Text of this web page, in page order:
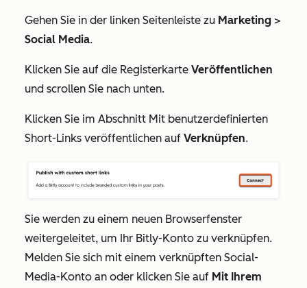
Gehen Sie in der linken Seitenleiste zu Marketing >
Social Media.
Klicken Sie auf die Registerkarte Veröffentlichen
und scrollen Sie nach unten.
Klicken Sie im Abschnitt Mit benutzerdefinierten
Short-Links veröffentlichen auf Verknüpfen.
Sie werden zu einem neuen Browserfenster
weitergeleitet, um Ihr Bitly-Konto zu verknüpfen.
Melden Sie sich mit einem verknüpften Social-
Media-Konto an oder klicken Sie auf Mit Ihrem